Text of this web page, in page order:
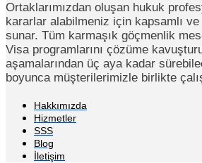
Ortaklarımızdan oluşan hukuk
kararlar alabilmeniz için kapsamlı ve
sunar. Tüm karmaşık göçmenlik
Visa programlarını çözüme
aşamalarından üç aya kadar
boyunca müşterilerimizle birlikte
Hakkımızda
Hizmetler
SSS
Blog
İletişim